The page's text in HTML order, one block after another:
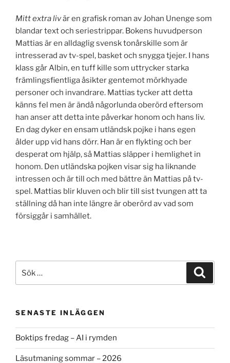
Mitt extra livär en grafisk roman av Johan Unenge som
blandar text och seriestrippar. Bokens huvudperson
Mattias är en alldaglig svensk tonårskille som är
intresserad av tv-spel, basket och snygga tjejer. I hans
klass går Albin, en tuff kille som uttrycker starka
främlingsfientliga åsikter gentemot mörkhyade
personer och invandrare. Mattias tycker att detta
känns fel men är ändå någorlunda oberörd eftersom
han anser att detta inte påverkar honom och hans liv.
En dag dyker en ensam utländsk pojke i hans egen
ålder upp vid hans dörr. Han är en flykting och ber
desperat om hjälp, så Mattias släpper i hemlighet in
honom. Den utländska pojken visar sig ha liknande
intressen och är till och med bättre än Mattias på tv-
spel. Mattias blir kluven och blir till sist tvungen att ta
ställning då han inte längre är oberörd av vad som
försiggår i samhället.
efter:
SENASTE INLÄGGEN
Boktips fredag – AI i rymden
Läsutmaning sommar – 2026